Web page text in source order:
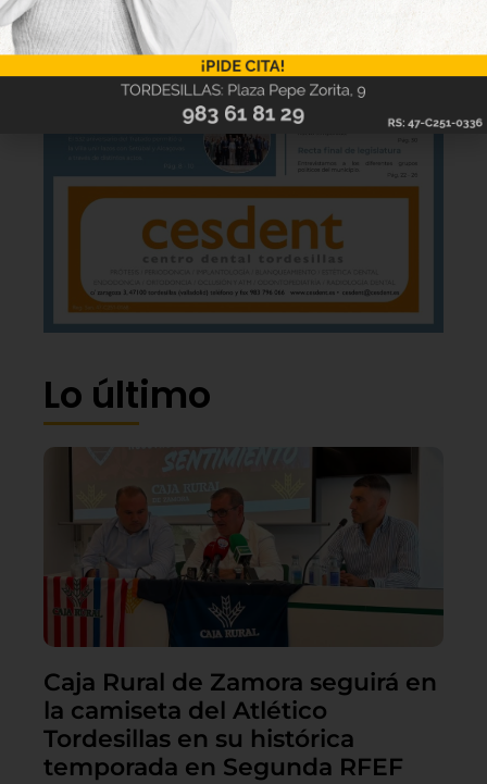
Lo último
Caja Rural de Zamora seguirá en
la camiseta del Atlético
Tordesillas en su histórica
temporada en Segunda RFEF